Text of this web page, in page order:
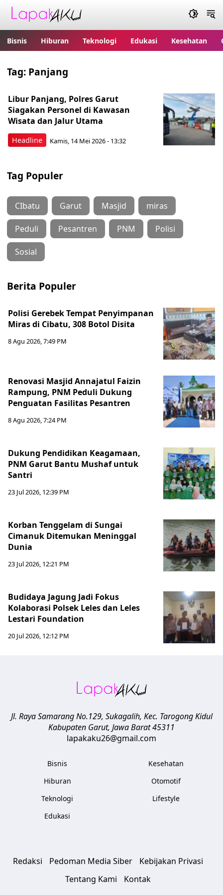
Bisnis Hiburan Teknologi Edukasi Kesehatan
Tag: Panjang
Headline
Libur Panjang, Polres Garut
Siagakan Personel di Kawasan
Wisata dan Jalur Utama
Kamis, 14 Mei 2026 - 13:32
Tag Populer
CIbatu Garut Masjid miras
Peduli Pesantren PNM Polisi
Sosial
Berita Populer
Polisi Gerebek Tempat Penyimpanan
Miras di Cibatu, 308 Botol Disita
8 Agu 2026, 7:49 PM
Renovasi Masjid Annajatul Faizin
Rampung, PNM Peduli Dukung
Penguatan Fasilitas Pesantren
8 Agu 2026, 7:24 PM
Dukung Pendidikan Keagamaan,
PNM Garut Bantu Mushaf untuk
Santri
23 Jul 2026, 12:39 PM
Korban Tenggelam di Sungai
Cimanuk Ditemukan Meninggal
Dunia
23 Jul 2026, 12:21 PM
Budidaya Jagung Jadi Fokus
Kolaborasi Polsek Leles dan Leles
Lestari Foundation
20 Jul 2026, 12:12 PM
Jl. Raya Samarang No.129, Sukagalih, Kec. Tarogong Kidul
Kabupaten Garut, Jawa Barat45311
lapakaku26@gmail.com
Bisnis
Hiburan
Teknologi
Edukasi
Kesehatan
Otomotif
Lifestyle
Redaksi Pedoman Media Siber
Kebijakan Privasi
Tentang Kami
Kontak